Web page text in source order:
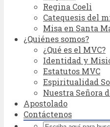
Regina Coeli
Catequesis del
Misa en Santa
¿Quiénes somos?
¿Qué es el MVC?
Identidad y
Estatutos MVC
Espiritualidad
Nuestra Señora
Apostolado
Contáctenos